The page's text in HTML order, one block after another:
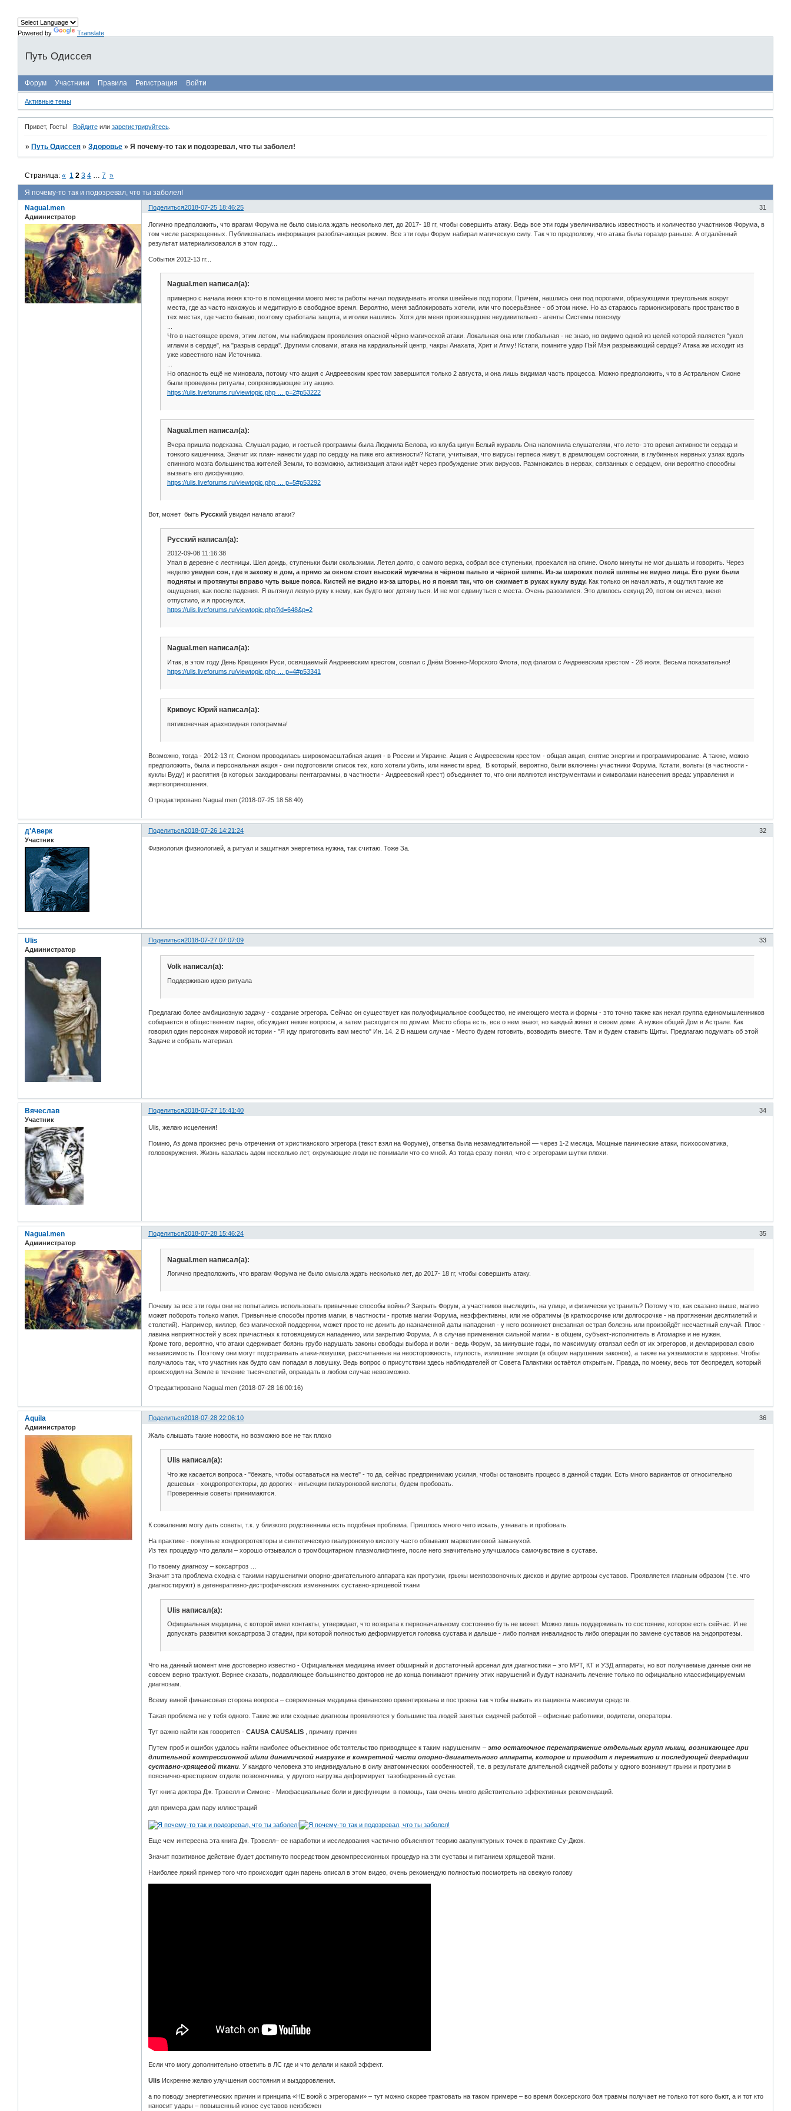
Powered by Translate
Путь Одиссея
Форум Участники Правила Регистрация Войти
Активные темы
Привет, Гость! Войдитеили зарегистрируйтесь.
» Путь Одиссея »Здоровье »Я почему-то так и подозревал, что ты заболел!
Я почему-то так и подозревал, что ты заболел!
Страница:« 1 2 3 4 7 »
Поделиться 31
2018-07-25 18:46:25
Nagual.men
Администратор
Логично предположить, что врагам Форума не было смысла ждать несколько лет, до 2017- 18 гг, чтобы совершить атаку. Ведь все эти годы увеличивались известность и количество участников Форума, в
том числе раскрещенных. Публиковалась информация разоблачающая режим. Все эти годы Форум набирал магическую силу. Так что предположу, что атака была гораздо раньше. А отдалённый
результат материализовался в этом году...
События 2012-13 гг...
Nagual.men написал(а):
примерно с начала июня кто-то в помещении моего места работы начал подкидывать иголки швейные под пороги. Причём, нашлись они под порогами, образующими треугольник вокруг
места, где аз часто нахожусь и медитирую в свободное время. Вероятно, меня заблокировать хотели, или что посерьёзнее - об этом ниже. Но аз стараюсь гармонизировать пространство в
тех местах, где часто бываю, поэтому сработала защита, и иголки нашлись. Хотя для меня произошедшее неудивительно - агенты Системы повсюду
Что в настоящее время, этим летом, мы наблюдаем проявления опасной чёрно магической атаки. Локальная она или глобальная - не знаю, но видимо одной из целей которой является "укол
иглами в сердце", на "разрыв сердца". Другими словами, атака на кардиальный центр, чакры Анахата, Хрит и Атму! Кстати, помните удар Пэй Мэя разрывающий сердце? Атака же исходит из
уже известного нам Источника.
Но опасность ещё не миновала, потому что акция с Андреевским крестом завершится только 2 августа, и она лишь видимая часть процесса. Можно предположить, что в Астральном Сионе
были проведены ритуалы, сопровождающие эту акцию.
https://ulis.liveforums.ru/viewtopic.php … p=2#p53222
Nagual.men написал(а):
Вчера пришла подсказка. Слушал радио, и гостьей программы была Людмила Белова, из клуба цигун Белый журавль Она напомнила слушателям, что лето- это время активности сердца и
тонкого кишечника. Значит их план- нанести удар по сердцу на пике его активности? Кстати, учитывая, что вирусы герпеса живут, в дремлющем состоянии, в глубинных нервных узлах вдоль
спинного мозга большинства жителей Земли, то возможно, активизация атаки идёт через пробуждение этих вирусов. Размножаясь в нервах, связанных с сердцем, они вероятно способны
вызвать его дисфункцию.
https://ulis.liveforums.ru/viewtopic.php … p=5#p53292
Вот, может бытьРусский увидел начало атаки?
Русский написал(а):
2012-09-08 11:16:38
Упал в деревне с лестницы. Шел дождь, ступеньки были скользкими. Летел долго, с самого верха, собрал все ступеньки, проехался на спине. Около минуты не мог дышать и говорить. Через
неделю увидел сон, где я захожу в дом, а прямо за окном стоит высокий мужчина в чёрном пальто и чёрной шляпе. Из-за широких полей шляпы не видно лица. Его руки были
подняты и протянуты вправо чуть выше пояса. Кистей не видно из-за шторы, но я понял так, что он сжимает в руках куклу вуду.Как только он начал жать, я ощутил такие же
ощущения, как после падения. Я вытянул левую руку к нему, как будто мог дотянуться. И не мог сдвинуться с места. Очень разозлился. Это длилось секунд 20, потом он исчез, меня
отпустило, и я проснулся.
https://ulis.liveforums.ru/viewtopic.php?id=648&p=2
Nagual.men написал(а):
Итак, в этом году День Крещения Руси, освящаемый Андреевским крестом, совпал с Днём Военно-Морского Флота, под флагом с Андреевским крестом - 28 июля. Весьма показательно!
https://ulis.liveforums.ru/viewtopic.php … p=4#p53341
Кривоус Юрий написал(а):
пятиконечная арахноидная голограмма!
Возможно, тогда - 2012-13 гг, Сионом проводилась широкомасштабная акция - в России и Украине. Акция с Андреевским крестом - общая акция, снятие энергии и программирование. А также, можно
предположить, была и персональная акция - они подготовили список тех, кого хотели убить, или нанести вред. В который, вероятно, были включены участники Форума. Кстати, вольты (в частности -
куклы Вуду) и распятия (в которых закодированы пентаграммы, в частности - Андреевский крест) объединяет то, что они являются инструментами и символами нанесения вреда: управления и
жертвоприношения.
Отредактировано Nagual.men (2018-07-25 18:58:40)
Поделиться 32
2018-07-26 14:21:24
д'Аверк
Участник
Физиология физиологией, а ритуал и защитная энергетика нужна, так считаю. Тоже За.
Поделиться 33
2018-07-27 07:07:09
Ulis
Администратор
Volk написал(а):
Поддерживаю идею ритуала
Предлагаю более амбициозную задачу - создание эгрегора. Сейчас он существует как полуофициальное сообщество, не имеющего места и формы - это точно также как некая группа единомышленников
собирается в общественном парке, обсуждает некие вопросы, а затем расходится по домам. Место сбора есть, все о нем знают, но каждый живет в своем доме. А нужен общий Дом в Астрале. Как
говорил один персонаж мировой истории - "Я иду приготовить вам место" Ин. 14. 2 В нашем случае - Место будем готовить, возводить вместе. Там и будем ставить Щиты. Предлагаю подумать об этой
Задаче и собрать материал.
Поделиться 34
2018-07-27 15:41:40
Вячеслав
Участник
Ulis, желаю исцеления!
Помню, Аз дома произнес речь отречения от христианского эгрегора (текст взял на Форуме), ответка была незамедлительной — через 1-2 месяца. Мощные панические атаки, психосоматика,
головокружения. Жизнь казалась адом несколько лет, окружающие люди не понимали что со мной. Аз тогда сразу понял, что с эгрегорами шутки плохи.
Поделиться 35
2018-07-28 15:46:24
Nagual.men
Администратор
Nagual.men написал(а):
Логично предположить, что врагам Форума не было смысла ждать несколько лет, до 2017- 18 гг, чтобы совершить атаку.
Почему за все эти годы они не попытались использовать привычные способы войны? Закрыть Форум, а участников выследить, на улице, и физически устранить? Потому что, как сказано выше, магию
может побороть только магия. Привычные способы против магии, в частности - против магии Форума, неэффективны, или же обратимы (в краткосрочке или долгосрочке - на протяжении десятилетий и
столетий). Например, киллер, без магической поддержки, может просто не дожить до назначенной даты нападения - у него возникнет внезапная острая болезнь или произойдёт несчастный случай. Плюс -
лавина неприятностей у всех причастных к готовящемуся нападению, или закрытию Форума. А в случае применения сильной магии - в общем, субъект-исполнитель в Атомарке и не нужен.
Кроме того, вероятно, что атаки сдерживает боязнь грубо нарушать законы свободы выбора и воли - ведь Форум, за минувшие годы, по максимуму отвязал себя от их эгрегоров, и декларировал свою
независимость. Поэтому они могут подстраивать атаки-ловушки, рассчитанные на неосторожность, глупость, излишние эмоции (в общем нарушения законов), а также на уязвимости в здоровье. Чтобы
получалось так, что участник как будто сам попадал в ловушку. Ведь вопрос о присутствии здесь наблюдателей от Совета Галактики остаётся открытым. Правда, по моему, весь тот беспредел, который
происходил на Земле в течение тысячелетий, оправдать в любом случае невозможно.
Отредактировано Nagual.men (2018-07-28 16:00:16)
Поделиться 36
2018-07-28 22:06:10
Aquila
Администратор
Жаль слышать такие новости, но возможно все не так плохо
Ulis написал(а):
Что же касается вопроса - "бежать, чтобы оставаться на месте" - то да, сейчас предпринимаю усилия, чтобы остановить процесс в данной стадии. Есть много вариантов от относительно
дешевых - хондропротекторы, до дорогих - инъекции гилауроновой кислоты, будем пробовать.
Проверенные советы принимаются.
К сожалению могу дать советы, т.к. у близкого родственника есть подобная проблема. Пришлось много чего искать, узнавать и пробовать.
На практике - покупные хондропротекторы и синтетическую гиалуроновую кислоту часто обзывают маркетинговой заманухой.
Из тех процедур что делали – хорошо отзывался о тромбоцитарном плазмолифтинге, после него значительно улучшалось самочувствие в суставе.
По твоему диагнозу – коксартроз …
Значит эта проблема сходна с такими нарушениями опорно-двигательного аппарата как протузии, грыжы межпозвоночных дисков и другие артрозы суставов. Проявляется главным образом (т.е. что
диагностируют) в дегенеративно-дистрофичекских изменениях суставно-хрящевой ткани
Ulis написал(а):
Официальная медицина, с которой имел контакты, утверждает, что возврата к первоначальному состоянию буть не может. Можно лишь поддерживать то состояние, которое есть сейчас. И не
допускать развития коксартроза 3 стадии, при которой полностью деформируется головка сустава и дальше - либо полная инвалидность либо операции по замене суставов на эндопротезы.
Что на данный момент мне достоверно известно - Официальная медицина имеет обширный и достаточный арсенал для диагностики – это МРТ, КТ и УЗД аппараты, но вот получаемые данные они не
совсем верно трактуют. Вернее сказать, подавляющее большинство докторов не до конца понимают причину этих нарушений и будут назначить лечение только по официально классифицируемым
диагнозам.
Всему виной финансовая сторона вопроса – современная медицина финансово ориентирована и построена так чтобы выжать из пациента максимум средств.
Такая проблема не у тебя одного. Такие же или сходные диагнозы проявляются у большинства людей занятых сидячей работой – офисные работники, водители, операторы.
Тут важно найти как говорится -CAUSA CAUSALIS , причину причин
Путем проб и ошибок удалось найти наиболее объективное обстоятельство приводящее к таким нарушениям –это остаточное перенапряжение отдельных групп мышц, возникающее при
длительной компрессионной и/или динамичской нагрузке в конкретной части опорно-двигательного аппарата, которое и приводит к пережатию и последующей деградации
суставно-хрящевой ткани. У каждого человека это индивидуально в силу анатомических особенностей, т.е. в результате длительной сидячей работы у одного возникнут грыжи и протузии в
пояснично-крестцовом отделе позвоночника, у другого нагрузка деформирует тазобедренный сустав.
Тут книга доктора Дж. Трэвелл и Симонс - Миофасциальные боли и дисфункции в помощь, там очень много действительно эффективных рекомендаций.
для примера дам пару иллюстраций
Еще чем интересна эта книга Дж. Трэвелл– ее наработки и исследования частично объясняют теорию акапунктурных точек в практике Су-Джок.
Значит позитивное действие будет достигнуто посредством декомпрессионных процедур на эти суставы и питанием хрящевой ткани.
Наиболее яркий пример того что происходит один парень описал в этом видео, очень рекомендую полностью посмотреть на свежую голову
Если что могу дополнительно ответить в ЛС где и что делали и какой эффект.
Ulis Искренне желаю улучшения состояния и выздоровления.
а по поводу энергетических причин и принципа «НЕ воюй с эгрегорами» – тут можно скорее трактовать на таком примере – во время боксерского боя травмы получает не только тот кого бьют, а и тот кто
наносит удары – повышенный износ суставов неизбежен